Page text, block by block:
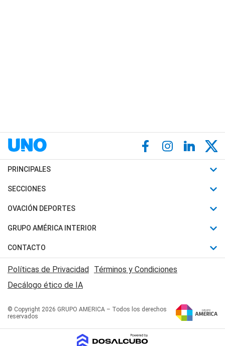
PRINCIPALES
Últimas Noticias
Política
Judiciales
Economia
SECCIONES
Horóscopo
Motores
Trucos caseros
Series y Películas
Edictos y Solicitadas
OVACIÓN DEPORTES
Fútbol
Mundial
Automovilismo
Rugby
Básquet
GRUPO AMÉRICA INTERIOR
Canal 7 en Vivo
San Juan 8
CONTACTO
Acerca de Nosotros
Contactanos
Políticas de Privacidad
Términos y Condiciones
Decálogo ético de IA
© Copyright 2026 GRUPO AMERICA – Todos los derechos
reservados